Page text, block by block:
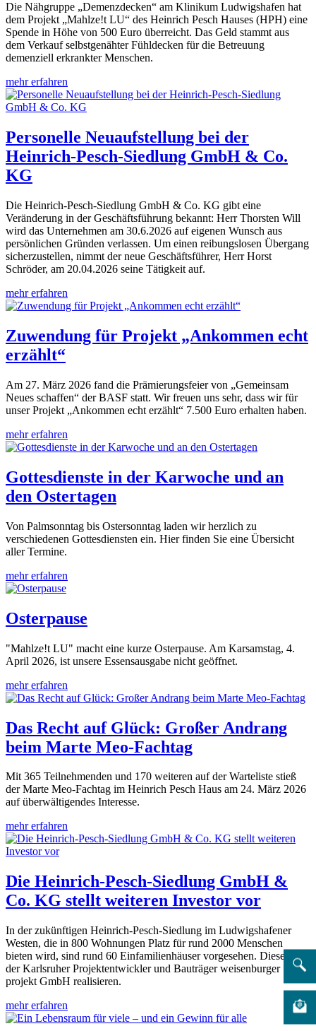
Die Nähgruppe „Demenzdecken“ am Klinikum Ludwigshafen hat
dem Projekt „Mahlze!t LU“ des Heinrich Pesch Hauses (HPH) eine
Spende in Höhe von 500 Euro überreicht. Das Geld stammt aus
dem Verkauf selbstgenähter Fühldecken für die Betreuung
demenziell erkrankter Menschen.
mehr erfahren
Personelle Neuaufstellung bei der
Heinrich-Pesch-Siedlung GmbH & Co.
KG
Die Heinrich-Pesch-Siedlung GmbH & Co. KG gibt eine
Veränderung in der Geschäftsführung bekannt: Herr Thorsten Will
wird das Unternehmen am 30.6.2026 auf eigenen Wunsch aus
persönlichen Gründen verlassen. Um einen reibungslosen Übergang
sicherzustellen, nimmt der neue Geschäftsführer, Herr Horst
Schröder, am 20.04.2026 seine Tätigkeit auf.
mehr erfahren
Zuwendung für Projekt „Ankommen echt
erzählt“
Am 27. März 2026 fand die Prämierungsfeier von „Gemeinsam
Neues schaffen“ der BASF statt. Wir freuen uns sehr, dass wir für
unser Projekt „Ankommen echt erzählt“ 7.500 Euro erhalten haben.
mehr erfahren
Gottesdienste in der Karwoche und an
den Ostertagen
Von Palmsonntag bis Ostersonntag laden wir herzlich zu
verschiedenen Gottesdiensten ein. Hier finden Sie eine Übersicht
aller Termine.
mehr erfahren
Osterpause
"Mahlze!t LU" macht eine kurze Osterpause. Am Karsamstag, 4.
April 2026, ist unsere Essensausgabe nicht geöffnet.
mehr erfahren
Das Recht auf Glück: Großer Andrang
beim Marte Meo-Fachtag
Mit 365 Teilnehmenden und 170 weiteren auf der Warteliste stieß
der Marte Meo-Fachtag im Heinrich Pesch Haus am 24. März 2026
auf überwältigendes Interesse.
mehr erfahren
Die Heinrich-Pesch-Siedlung GmbH &
Co. KG stellt weiteren Investor vor
In der zukünftigen Heinrich-Pesch-Siedlung im Ludwigshafener
Westen, die in 800 Wohnungen Platz für rund 2000 Menschen
bieten wird, sind rund 60 Einfamilienhäuser vorgesehen. Diese wird
der Karlsruher Projektentwickler und Bauträger weisenburger
projekt GmbH realisieren.
mehr erfahren